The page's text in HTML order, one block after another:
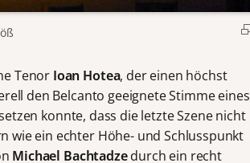
Tenor Ioan Hotea, der einen höchst
den Belcanto geeignete Stimme eines
konnte, dass die letzte Szene nicht
wie ein echter Höhe- und Schlusspunkt
Michael Bachtadzedurch ein recht